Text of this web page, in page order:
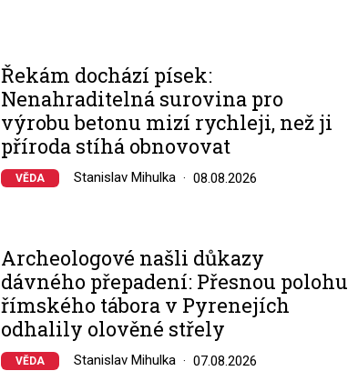
Řekám dochází písek:
Nenahraditelná surovina pro
výrobu betonu mizí rychleji, než ji
příroda stíhá obnovovat
VĚDA Stanislav Mihulka 08.08.2026
Archeologové našli důkazy
dávného přepadení: Přesnou polohu
římského tábora v Pyrenejích
odhalily olověné střely
VĚDA Stanislav Mihulka 07.08.2026